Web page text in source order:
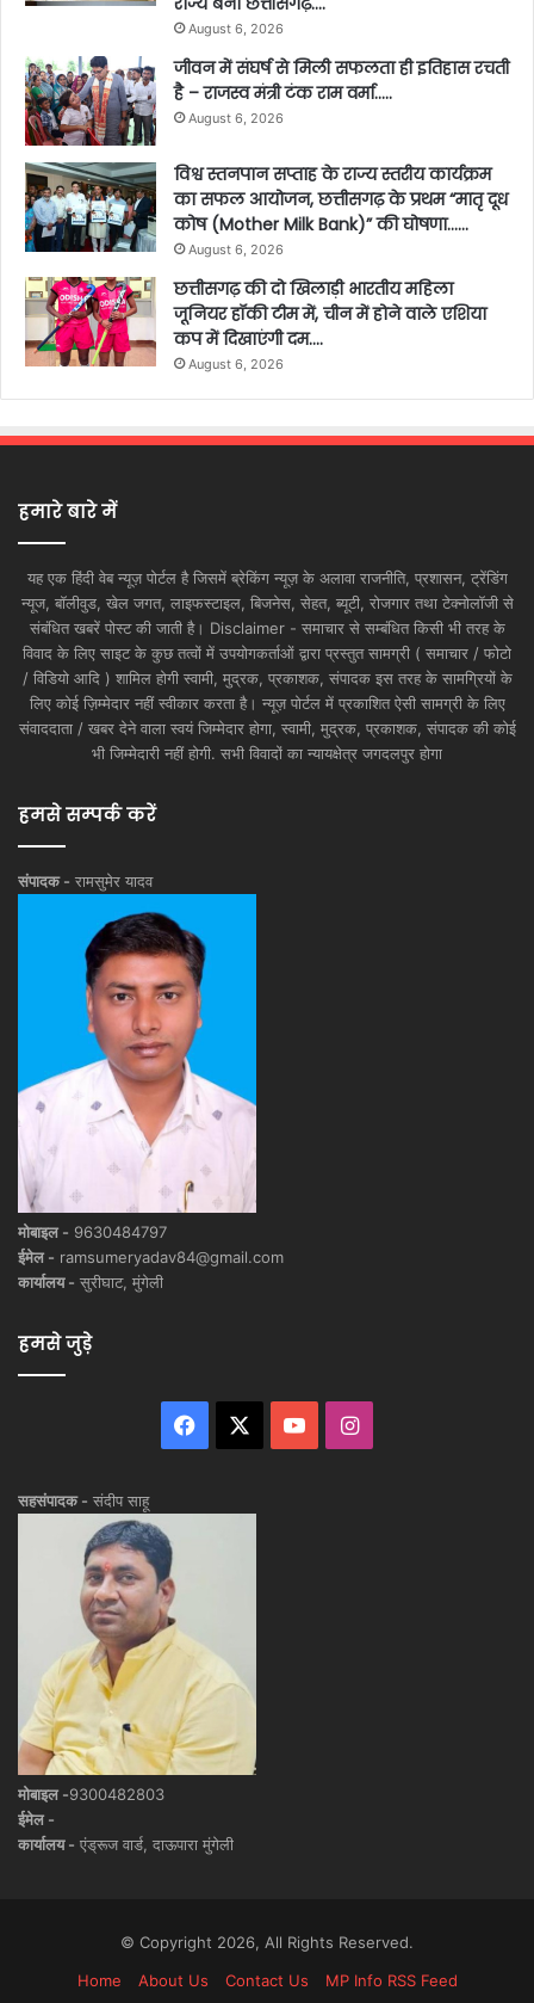
August 6, 2026
जीवन में संघर्ष से मिली सफलता ही इतिहास रचती
है – राजस्व मंत्री टंक राम वर्मा…..
August 6, 2026
विश्व स्तनपान सप्ताह के राज्य स्तरीय कार्यक्रम
का सफल आयोजन, छत्तीसगढ़ के प्रथम “मातृ दूध
कोष (Mother Milk Bank)” की घोषणा……
August 6, 2026
छत्तीसगढ़ की दो खिलाड़ी भारतीय महिला
जूनियर हॉकी टीम में, चीन में होने वाले एशिया
कप में दिखाएंगी दम….
August 6, 2026
हमारे बारे में
यह एक हिंदी वेब न्यूज़ पोर्टल है जिसमें ब्रेकिंग न्यूज़ के अलावा राजनीति, प्रशासन, ट्रेंडिंग
न्यूज, बॉलीवुड, खेल जगत, लाइफस्टाइल, बिजनेस, सेहत, ब्यूटी, रोजगार तथा टेक्नोलॉजी से
संबंधित खबरें पोस्ट की जाती है। Disclaimer - समाचार से सम्बंधित किसी भी तरह के
विवाद के लिए साइट के कुछ तत्वों में उपयोगकर्ताओं द्वारा प्रस्तुत सामग्री ( समाचार / फोटो
/ विडियो आदि ) शामिल होगी स्वामी, मुद्रक, प्रकाशक, संपादक इस तरह के सामग्रियों के
लिए कोई ज़िम्मेदार नहीं स्वीकार करता है। न्यूज़ पोर्टल में प्रकाशित ऐसी सामग्री के लिए
संवाददाता / खबर देने वाला स्वयं जिम्मेदार होगा, स्वामी, मुद्रक, प्रकाशक, संपादक की कोई
भी जिम्मेदारी नहीं होगी. सभी विवादों का न्यायक्षेत्र जगदलपुर होगा
हमसे सम्पर्क करें
संपादक - रामसुमेर यादव
मोबाइल - 9630484797
ईमेल - ramsumeryadav84@gmail.com
कार्यालय - सुरीघाट, मुंगेली
हमसे जुड़े
Facebook YouTubeInstagram
सहसंपादक - संदीप साहू
मोबाइल -9300482803
ईमेल -
कार्यालय - एंड्रूज वार्ड, दाऊपारा मुंगेली
© Copyright 2026, All Rights Reserved.
Home
About Us Contact Us MP Info RSS Feed